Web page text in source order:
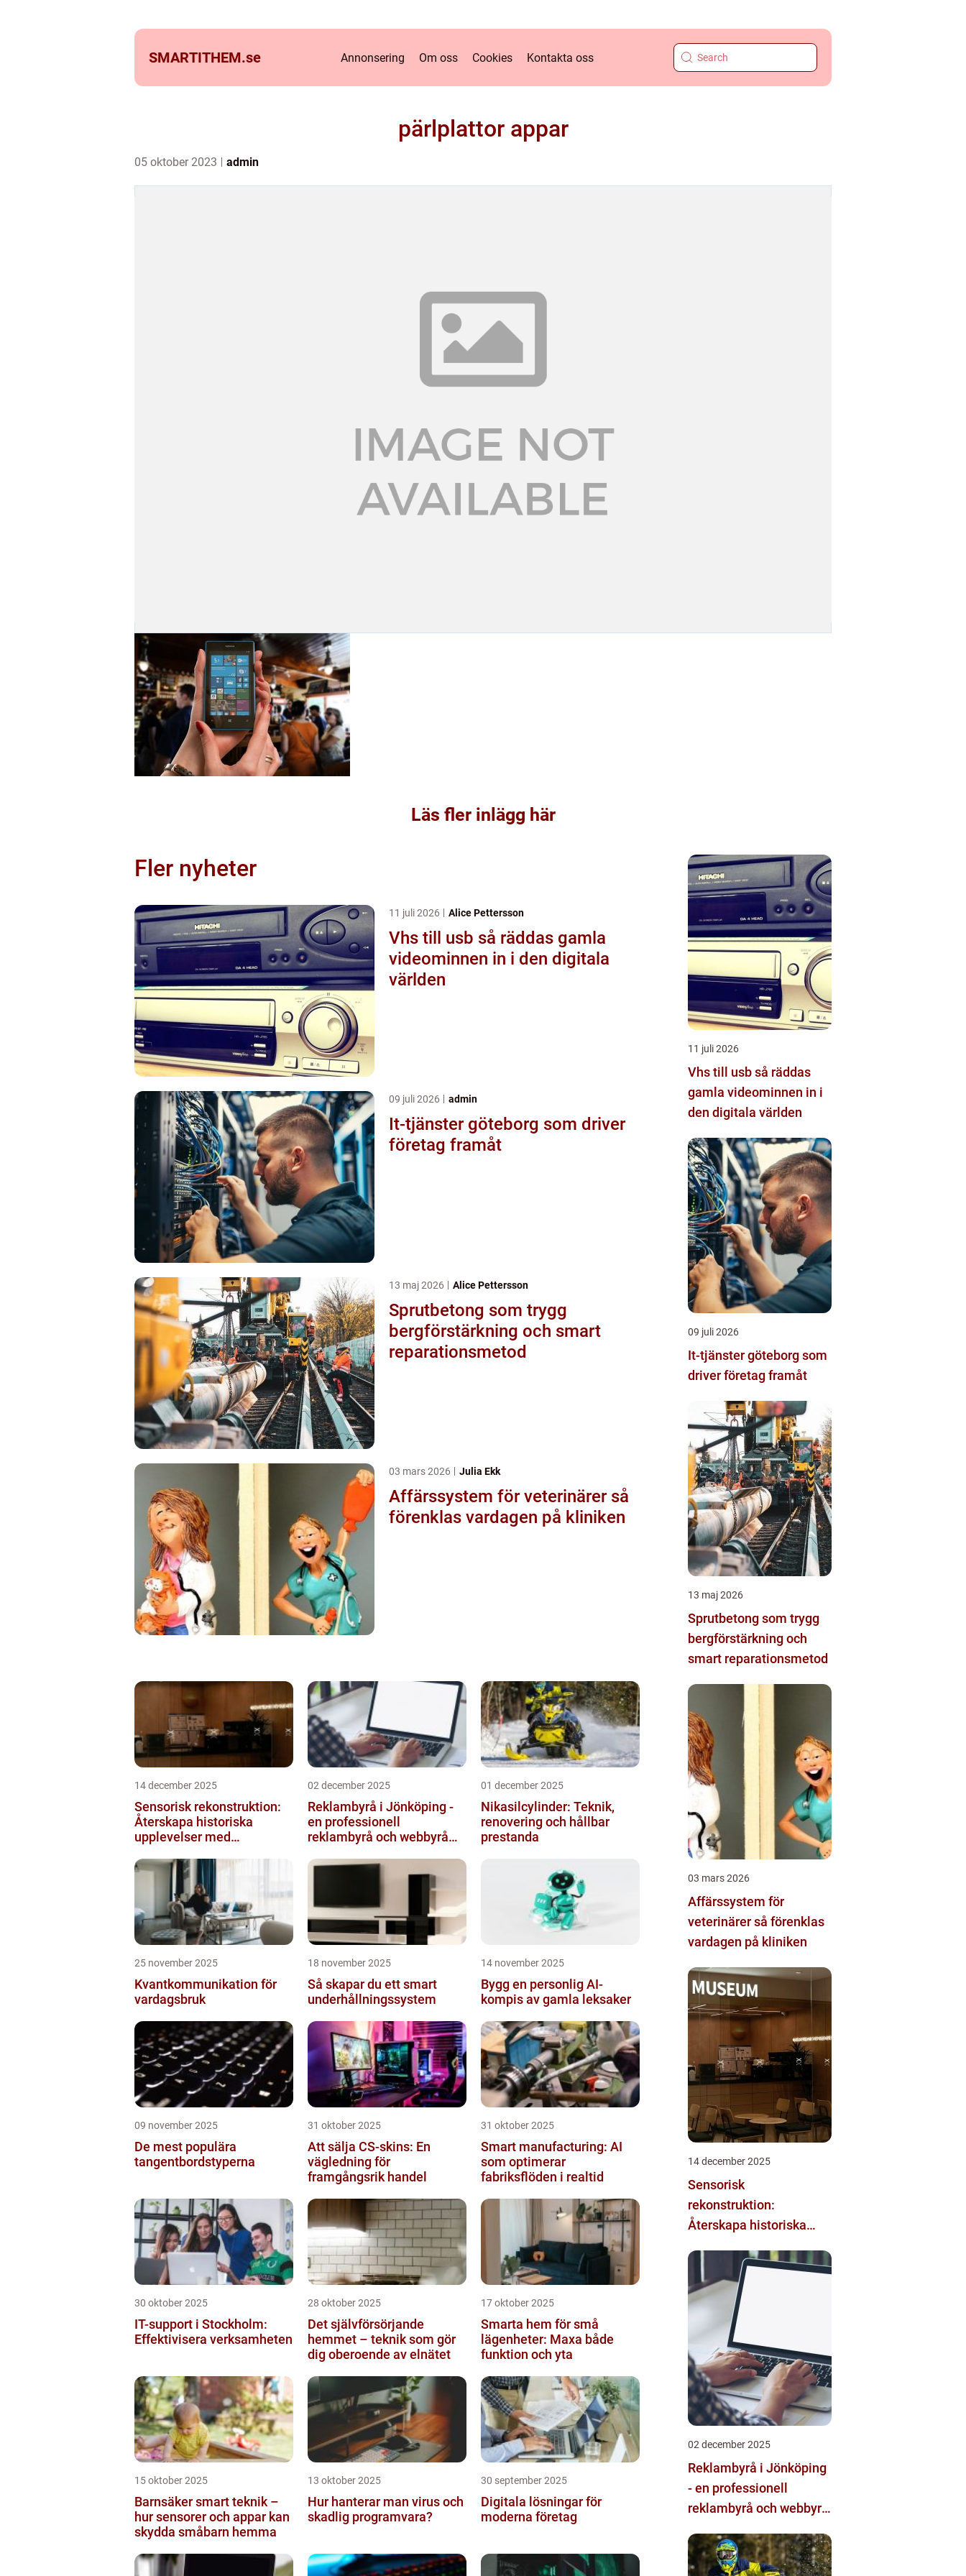
SMARTITHEM.se Annonsering Om oss Cookies Kontakta oss
pärlplattor appar
05 oktober 2023 admin
Läs fler inlägg här
Fler nyheter
11 juli 2026 Alice Pettersson
Vhs till usb så räddas gamla
videominnen in i den digitala
världen
09 juli 2026 admin
It-tjänster göteborg som driver
företag framåt
13 maj 2026 Alice Pettersson
Sprutbetong som trygg
bergförstärkning och smart
reparationsmetod
03 mars 2026 Julia Ekk
Affärssystem för veterinärer så
förenklas vardagen på kliniken
14 december 2025
Sensorisk rekonstruktion:
Återskapa historiska
upplevelser med
02 december 2025
Reklambyrå i Jönköping -
en professionell
reklambyrå och webbyrå
kommunikati...
01 december 2025
Nikasilcylinder: Teknik,
renovering och hållbar
prestanda
25 november 2025
Kvantkommunikation för
vardagsbruk
18 november 2025
Så skapar du ett smart
underhållningssystem
14 november 2025
Bygg en personlig AI-
kompis av gamla leksaker
09 november 2025
De mest populära
tangentbordstyperna
31 oktober 2025
Att sälja CS-skins: En
vägledning för
framgångsrik handel
31 oktober 2025
Smart manufacturing: AI
som optimerar
fabriksflöden i realtid
30 oktober 2025
IT-support i Stockholm:
Effektivisera verksamheten
28 oktober 2025
Det självförsörjande
hemmet – teknik som gör
dig oberoende av elnätet
17 oktober 2025
Smarta hem för små
lägenheter: Maxa både
funktion och yta
15 oktober 2025
Barnsäker smart teknik –
hur sensorer och appar kan
skydda småbarn hemma
13 oktober 2025
Hur hanterar man virus och
skadlig programvara?
30 september 2025
Digitala lösningar för
moderna företag
11 juli 2026
Vhs till usb så räddas
gamla videominnen in i
den digitala världen
09 juli 2026
It-tjänster göteborg som
driver företag framåt
13 maj 2026
Sprutbetong som trygg
bergförstärkning och
smart reparationsmetod
03 mars 2026
Affärssystem för
veterinärer så förenklas
vardagen på kliniken
14 december 2025
Sensorisk
rekonstruktion:
Återskapa historiska
multimodala AI
02 december 2025
Reklambyrå i Jönköping
- en professionell
reklambyrå och webbyrå
kommunikation